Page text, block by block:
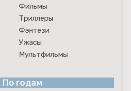
Фильмы
Триллеры
Фэнтези
Ужасы
Мультфильмы
По годам